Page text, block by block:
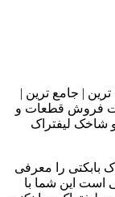
| جامع ترین |
فروش قطعات و
شاخک لیفتراک
بابکتی را معرفی
است این شما با